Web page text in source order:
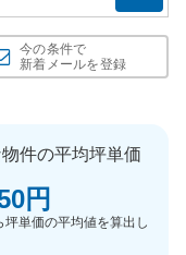
今の条件で
新着メールを登録
件の平均坪単価
円
単価の平均値を算出し